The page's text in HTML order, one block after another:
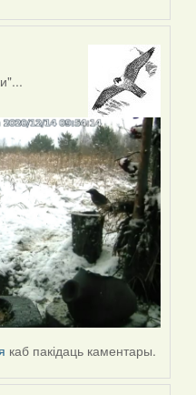
каб пакідаць каментары.